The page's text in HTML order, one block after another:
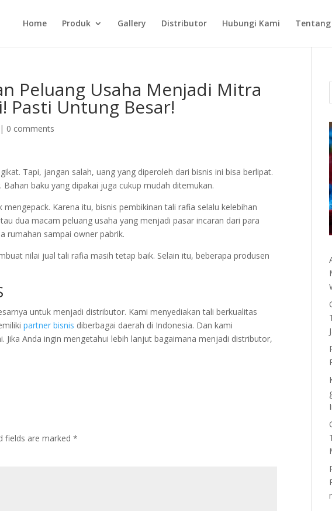
Home Produk Gallery Distributor Hubungi Kami
Peluang Usaha Menjadi Mitra
Pasti Untung Besar!
| 0 comments
Tapi, jangan salah, uang yang diperoleh dari bisnis ini bisa berlipat.
baku yang dipakai juga cukup mudah ditemukan.
Karena itu, bisnis pembikinan tali rafia selalu kelebihan
dua macam peluang usaha yang menjadi pasar incaran dari para
rumahan sampai owner pabrik.
nilai jual tali rafia masih tetap baik. Selain itu, beberapa produsen
untuk menjadi distributor. Kami menyediakan tali berkualitas
partner bisnis diberbagai daerah di Indonesia. Dan kami
Anda ingin mengetahui lebih lanjut bagaimana menjadi distributor,
fields are marked*